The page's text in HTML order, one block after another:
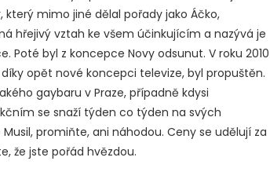
mimo jiné dělal pořady jako Áčko,
hřejivý vztah ke všem účinkujícím a nazývá je
byl z koncepce Novy odsunut. V roku 2010
opět nové koncepci televize, byl propuštěn.
gaybaru v Praze, případně kdysi
se snaží týden co týden na svých
promiňte, ani náhodou. Ceny se udělují za
že jste pořád hvězdou.